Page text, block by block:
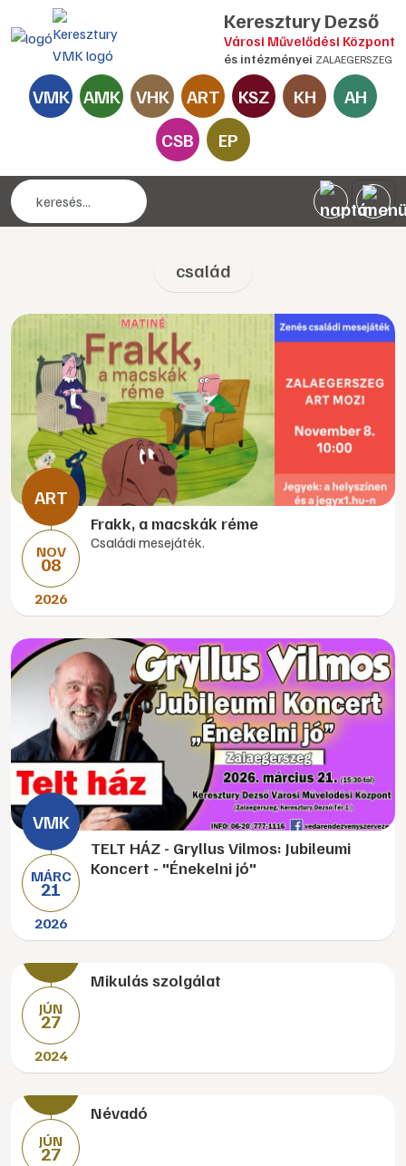
Keresztury Dezső
Városi Művelődési Központ
és intézményei ZALAEGERSZEG
VMK AMK VHK ART KSZ KH
AH
CSB
EP
család
NOV
08
2026
Frakk, a macskák réme
Családi mesejáték.
MÁRC
21
2026
TELT HÁZ - Gryllus Vilmos: Jubileumi
Koncert - "Énekelni jó"
JÚN
27
2024
Mikulás szolgálat
JÚN
27
Névadó